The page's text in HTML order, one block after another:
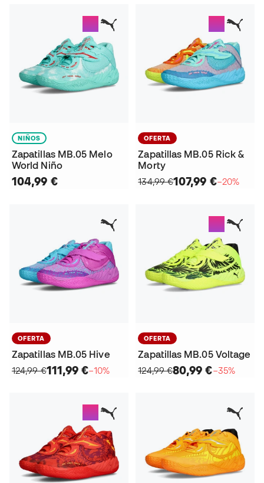
NIÑOS
Zapatillas MB.05 Melo
World Niño
104,99 €
OFERTA
Zapatillas MB.05 Rick &
Morty
134,99 €107,99 €−20%
OFERTA
Zapatillas MB.05 Hive
124,99 €111,99 €−10%
OFERTA
Zapatillas MB.05 Voltage
124,99 €80,99 €−35%